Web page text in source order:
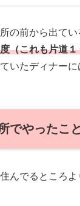
の前から出てい
（これも片道
いたディナー
でやったこと
んでるところ